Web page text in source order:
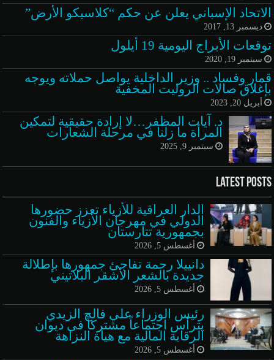
الاتحاد الإسباني يعلن عن حكم “كلاسيكو الأرض”
ديسمبر 13, 2017
توقعات الأبراج اليومية 19 أيلول
سبتمبر 19, 2020
قمار وفساد .. وزير الداخلية يواصل حملاته ويوجه
بإغلاق صالات الروليت المخفية
أبريل 20, 2023
د. آيات المظفر…لا إرادة حقيقية لتمكين
المرأة ما زلنا في مرحلة الشعارات
سبتمبر 9, 2025
Latest Posts
الدار العراقية للأزياء تعزز حضورها
الدولي في مهرجان الأزياء والفنون
بجمهورية تتارستان
أغسطس 5, 2026
دانييلا رحمة تفاجئ جمهورها بإطلالة
جديدة بالشعر الأشقر البلاتيني
أغسطس 5, 2026
رئيس الوزراء علي فالح الزيدي
يترأس اجتماعاً مشتركاً في ديوان
الرقابة المالية مع هيأة النزاهة
أغسطس 5, 2026